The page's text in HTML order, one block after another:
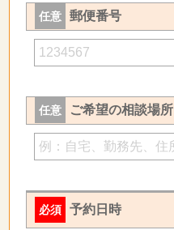
任意 郵便番号
任意 ご希望の相談場所
必須 予約日時